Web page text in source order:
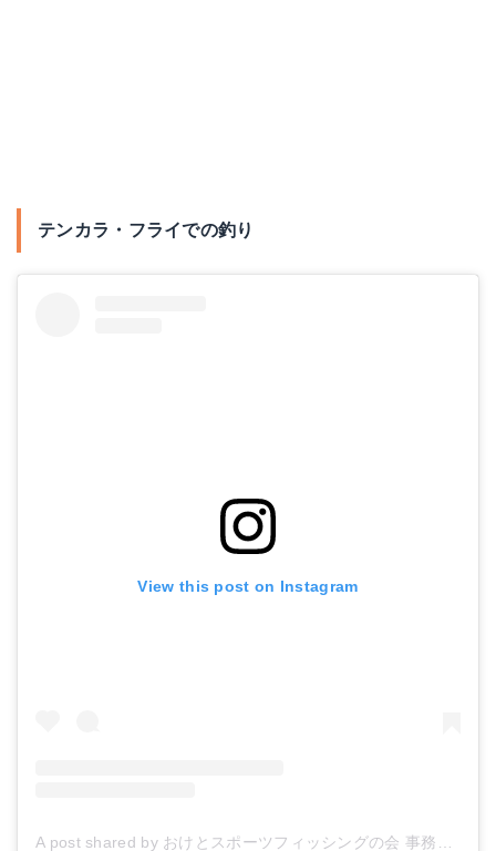
テンカラ・フライでの釣り
View this post on Instagram